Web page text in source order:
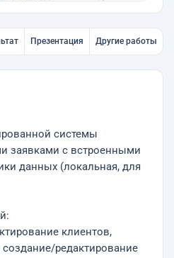
Презентация Другие работы
системы
заявками с встроенными
данных (локальная, для
клиентов,
редактирование